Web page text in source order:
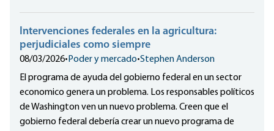
Intervenciones federales en la agricultura:
perjudiciales como siempre
08/03/2026• Poder y mercado•Stephen Anderson
El programa de ayuda del gobierno federal en un sector
economico genera un problema. Los responsables políticos
de Washington ven un nuevo problema. Creen que el
gobierno federal debería crear un nuevo programa de